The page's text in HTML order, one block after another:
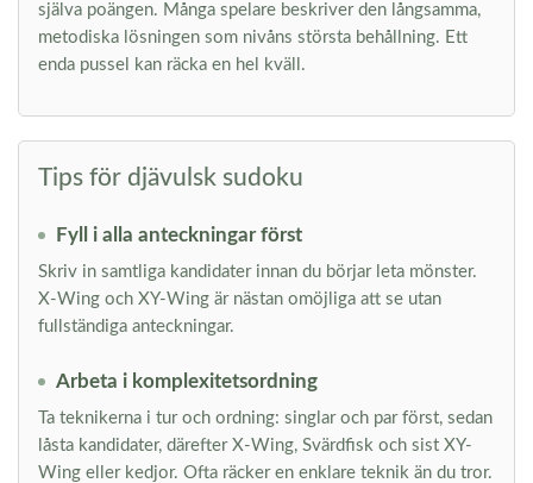
själva poängen. Många spelare beskriver den långsamma,
metodiska lösningen som nivåns största behållning. Ett
enda pussel kan räcka en hel kväll.
Tips för djävulsk sudoku
Fyll i alla anteckningar först
Skriv in samtliga kandidater innan du börjar leta mönster.
X-Wing och XY-Wing är nästan omöjliga att se utan
fullständiga anteckningar.
Arbeta i komplexitetsordning
Ta teknikerna i tur och ordning: singlar och par först, sedan
låsta kandidater, därefter X-Wing, Svärdfisk och sist XY-
Wing eller kedjor. Ofta räcker en enklare teknik än du tror.